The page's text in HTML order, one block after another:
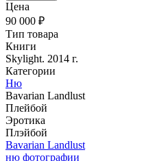
Цена
90 000 ₽
Тип товара
Книги
Skylight. 2014 г.
Категории
Ню
Bavarian Landlust
Плейбой
Эротика
Плэйбой
Bavarian Landlust
ню фотографии